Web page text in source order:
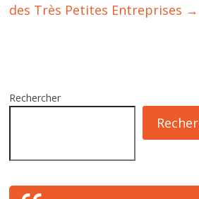
des Très Petites Entreprises →
Rechercher